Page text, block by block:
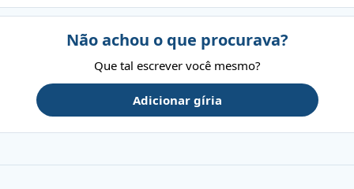
Não achou o que procurava?
Que tal escrever você mesmo?
Adicionar gíria